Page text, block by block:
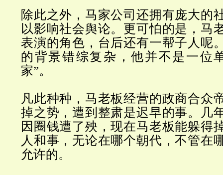
除此之外，马家公司还拥有庞大的
以影响社会舆论。更可怕的是，马
表演的角色，台后还有一帮子人呢
的背景错综复杂，他并不是一位
家”。
凡此种种，马老板经营的政商合众
掉之势，遭到整肃是迟早的事。几
因圈钱遭了殃，现在马老板能躲得
人和事，无论在哪个朝代，不管在
允许的。